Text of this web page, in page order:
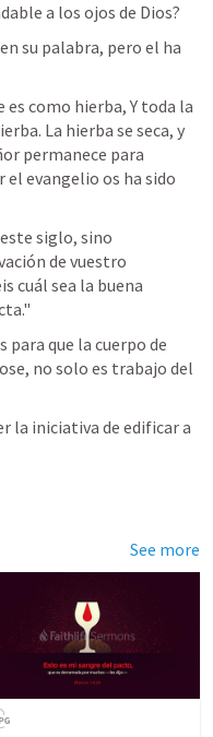
a los ojos de Dios?
su palabra, pero el ha
es como hierba, Y toda la
La hierba se seca, y
permanece para
el evangelio os ha sido
siglo, sino
de vuestro
cuál sea la buena
que la cuerpo de
no solo es trabajo del
la iniciativa de edificar a
See more